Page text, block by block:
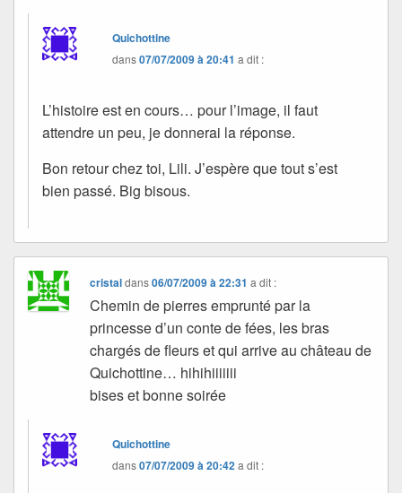
Quichottine
dans07/07/2009 à 20:41 a dit :
L’histoire est en cours… pour l’image, il faut
attendre un peu, je donnerai la réponse.
Bon retour chez toi, Lili. J’espère que tout s’est
bien passé. Big bisous.
cristaldans06/07/2009 à 22:31 a dit :
Chemin de pierres emprunté par la
princesse d’un conte de fées, les bras
chargés de fleurs et qui arrive au château de
Quichottine… hihihiiiiiii
bises et bonne soirée
Quichottine
dans07/07/2009 à 20:42 a dit :